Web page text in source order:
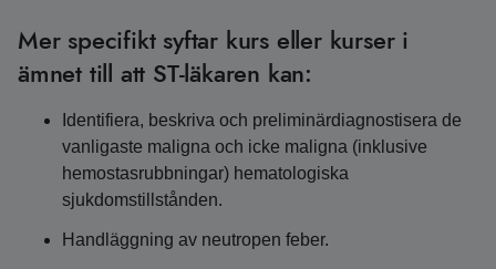
Mer specifikt syftar kurs eller kurser i
ämnet till att ST-läkaren kan:
Identifiera, beskriva och preliminärdiagnostisera de
vanligaste maligna och icke maligna (inklusive
hemostasrubbningar) hematologiska
sjukdomstillstånden.
Handläggning av neutropen feber.